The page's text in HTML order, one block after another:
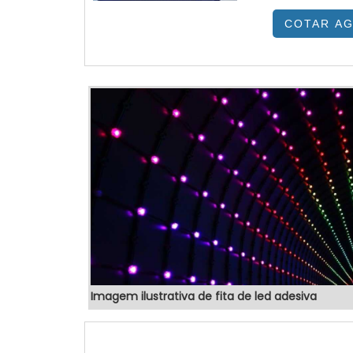
totem
COTAR
Imagem ilustrativa de fita de led adesiva